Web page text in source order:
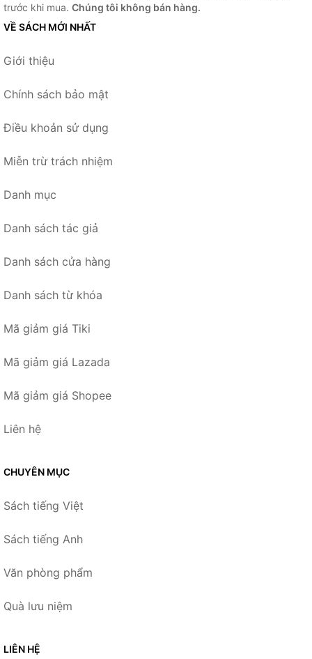
trước khi mua. Chúng tôi không bán hàng.
VỀ SÁCH MỚI NHẤT
Giới thiệu
Chính sách bảo mật
Điều khoản sử dụng
Miễn trừ trách nhiệm
Danh mục
Danh sách tác giả
Danh sách cửa hàng
Danh sách từ khóa
Mã giảm giá Tiki
Mã giảm giá Lazada
Mã giảm giá Shopee
Liên hệ
CHUYÊN MỤC
Sách tiếng Việt
Sách tiếng Anh
Văn phòng phẩm
Quà lưu niệm
LIÊN HỆ